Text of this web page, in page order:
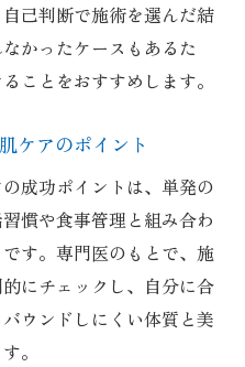
己判断で施術を選んだ結
かったケースもあるた
ことをおすすめします。
ケアのポイント
成功ポイントは、単発の
慣や食事管理と組み合わ
す。専門医のもとで、施
にチェックし、自分に合
ウンドしにくい体質と美
。